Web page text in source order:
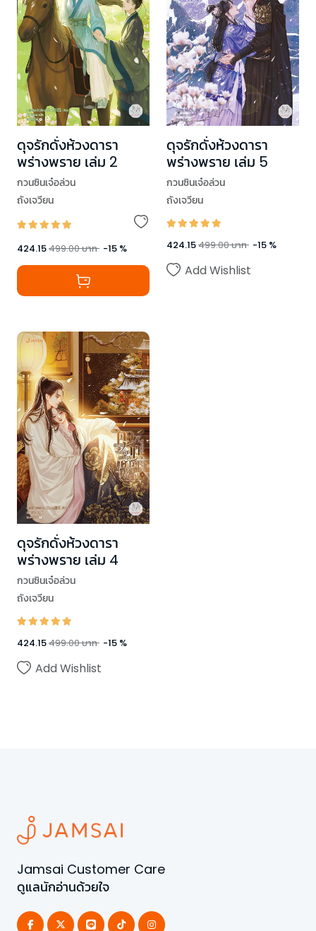
ดุจรักดั่งห้วงดารา
พร่างพราย เล่ม 2
กวนซินเจ๋อล่วน
ถังเจวียน
424.15499.00บาท -15 %
ดุจรักดั่งห้วงดารา
พร่างพราย เล่ม 5
กวนซินเจ๋อล่วน
ถังเจวียน
424.15499.00บาท -15 %
Add Wishlist
ดุจรักดั่งห้วงดารา
พร่างพราย เล่ม 4
กวนซินเจ๋อล่วน
ถังเจวียน
424.15499.00บาท -15 %
Add Wishlist
Jamsai Customer Care
ดูแลนักอ่านด้วยใจ